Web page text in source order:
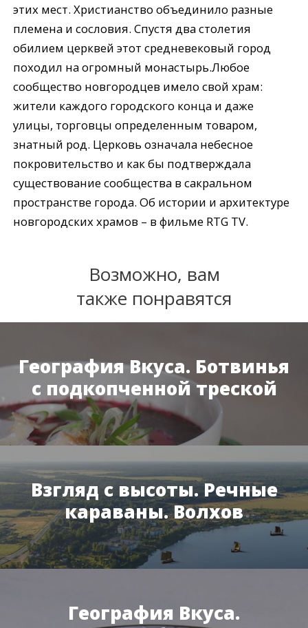
этих мест. Христианство объединило разные
племена и сословия. Спустя два столетия
обилием церквей этот средневековый город
походил на огромный монастырь.Любое
сообщество новгородцев имело свой храм:
жители каждого городского конца и даже
улицы, торговцы определенным товаром,
знатный род. Церковь означала небесное
покровительство и как бы подтверждала
существование сообщества в сакральном
пространстве города. Об истории и архитектуре
новгородских храмов – в фильме RTG TV.
Возможно, вам
также понравятся
География Вкуса. Ботвинья
с подкопченной треской
Взгляд с высоты. Речные
караваны. Волхов
География Вкуса.